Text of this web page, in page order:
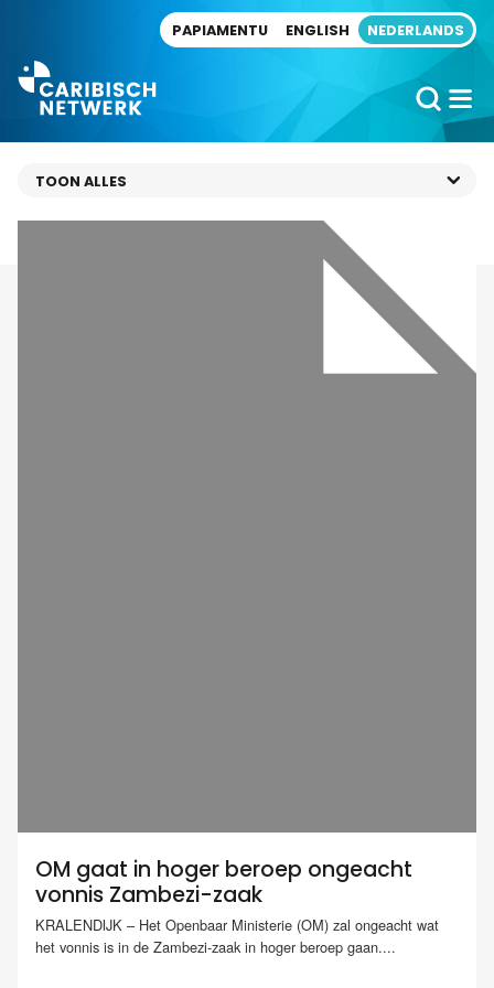
PAPIAMENTU ENGLISH NEDERLANDS
OM gaat in hoger beroep ongeacht
vonnis Zambezi-zaak
KRALENDIJK – Het Openbaar Ministerie (OM) zal ongeacht wat
het vonnis is in de Zambezi-zaak in hoger beroep gaan....